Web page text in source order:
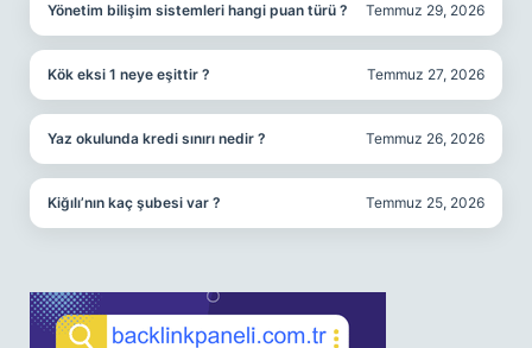
Yönetim bilişim sistemleri hangi puan türü ? Temmuz 29, 2026
Kök eksi 1 neye eşittir ? Temmuz 27, 2026
Yaz okulunda kredi sınırı nedir ? Temmuz 26, 2026
Kiğılı’nın kaç şubesi var ? Temmuz 25, 2026